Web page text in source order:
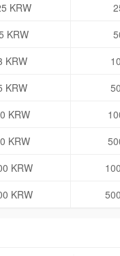
KRW
KRW
KRW
KRW
KRW
KRW
KRW
KRW